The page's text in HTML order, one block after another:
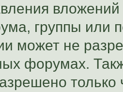
группы или
может не
форумах.